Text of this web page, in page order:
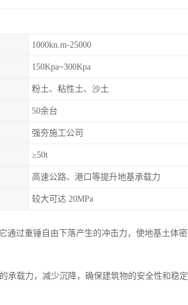
1000kn.m-25000
150Kpa~300Kpa
粉土、粘性土、沙土
50余台
强夯施工公司
≥50t
高速公路、港口等提升地基承载力
较大可达 20MPa
通过重锤自由下落产生的冲击力，使地基土体密
承载力，减少沉降，确保建筑物的安全性和稳定